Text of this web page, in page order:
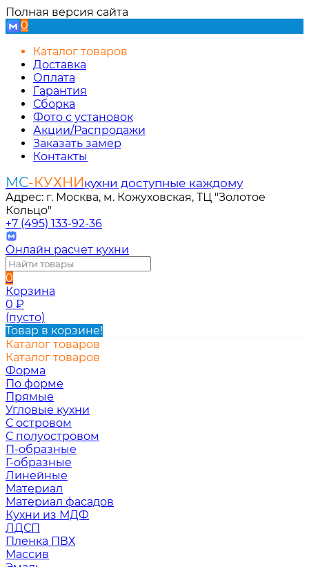
Полная версия сайта
0
Каталог товаров
Доставка
Оплата
Гарантия
Сборка
Фото с установок
Акции/Распродажи
Заказать замер
Контакты
МС-КУХНИкухни доступные каждому
Адрес: г. Москва, м. Кожуховская, ТЦ "Золотое
Кольцо"
+7 (495) 133-92-36
Онлайн расчет кухни
0
Корзина
0 ₽
(пусто)
Товар в корзине!
Каталог товаров
Каталог товаров
Форма
По форме
Прямые
Угловые кухни
С островом
С полуостровом
П-образные
Г-образные
Линейные
Материал
Материал фасадов
Кухни из МДФ
ЛДСП
Пленка ПВХ
Массив